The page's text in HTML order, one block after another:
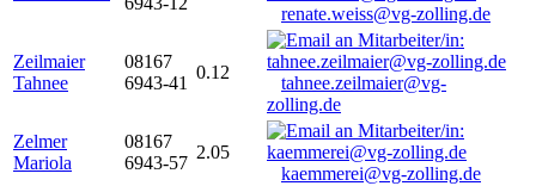
renate.weiss@vg-zolling.de
Zeilmaier
Tahnee
08167
6943-41
0.12
tahnee.zeilmaier@vg-
zolling.de
Zelmer
Mariola
08167
6943-57
2.05
kaemmerei@vg-zolling.de